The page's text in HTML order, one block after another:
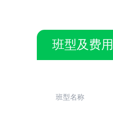
班型及费用
班型名称